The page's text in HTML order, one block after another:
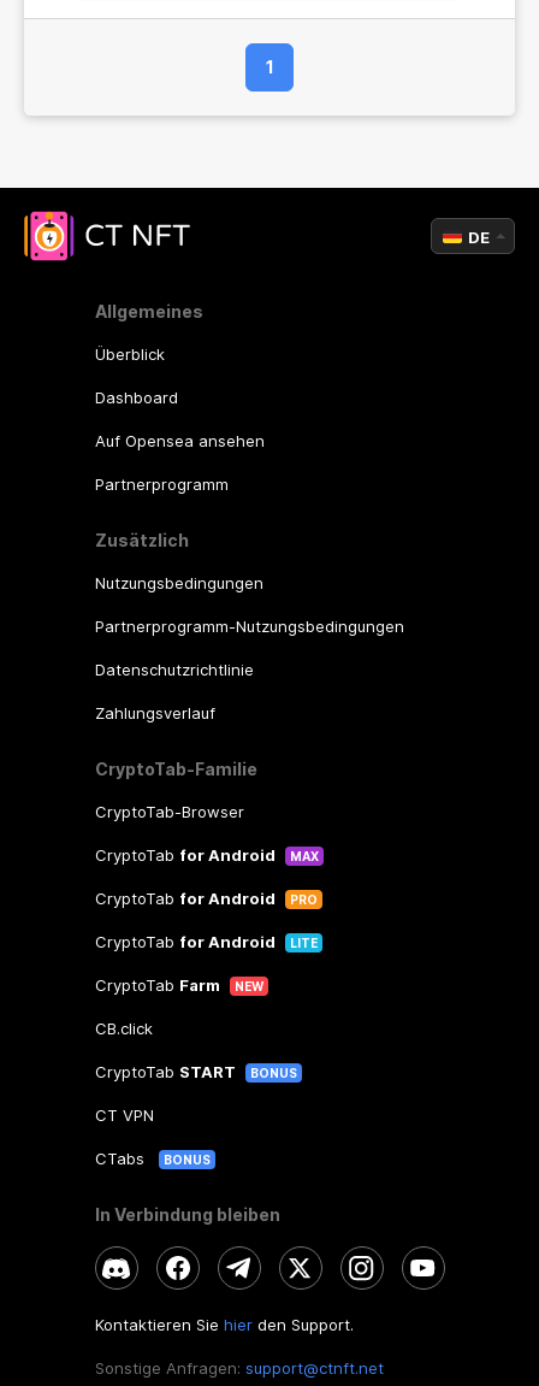
1
Allgemeines
Überblick
Dashboard
Auf Opensea ansehen
Partnerprogramm
Zusätzlich
Nutzungsbedingungen
Partnerprogramm-Nutzungsbedingungen
Datenschutzrichtlinie
Zahlungsverlauf
CryptoTab-Familie
CryptoTab-Browser
CryptoTab for Android MAX
CryptoTab for Android PRO
CryptoTab for Android LITE
CryptoTab Farm NEW
CB.click
CryptoTab START BONUS
CT VPN
CTabs BONUS
In Verbindung bleiben
Kontaktieren Sie hierden Support.
Sonstige Anfragen: support@ctnft.net
DE